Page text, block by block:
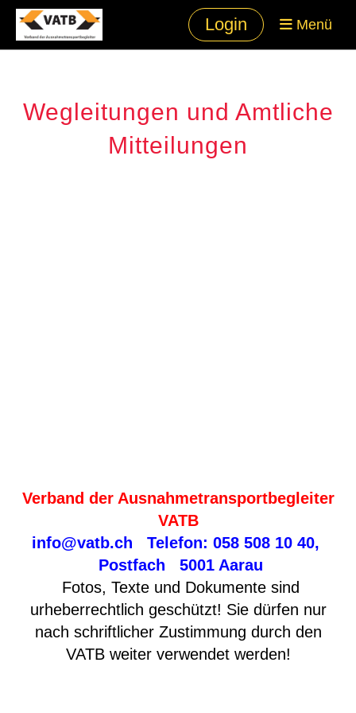
Login Menü
Wegleitungen und Amtliche
Mitteilungen
Verband der Ausnahmetransportbegleiter
VATB
info@vatb.ch Telefon: 058 508 10 40,
Postfach 5001 Aarau
Fotos, Texte und Dokumente sind
urheberrechtlich geschützt! Sie dürfen nur
nach schriftlicher Zustimmung durch den
VATB weiter verwendet werden!